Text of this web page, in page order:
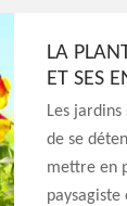
LA
ET SES
Les
de se
mettre en